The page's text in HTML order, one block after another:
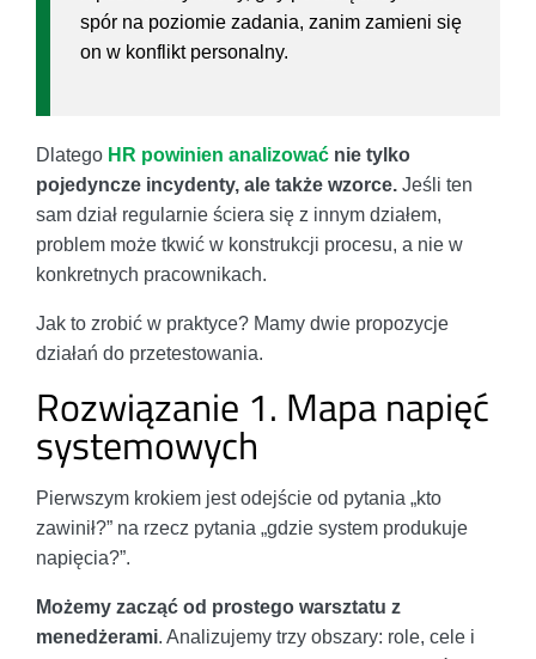
spór na poziomie zadania, zanim zamieni się
on w konflikt personalny.
Dlatego HR powinien analizować nie tylko
pojedyncze incydenty, ale także wzorce. Jeśli ten
sam dział regularnie ściera się z innym działem,
problem może tkwić w konstrukcji procesu, a nie w
konkretnych pracownikach.
Jak to zrobić w praktyce? Mamy dwie propozycje
działań do przetestowania.
Rozwiązanie 1. Mapa napięć
systemowych
Pierwszym krokiem jest odejście od pytania „kto
zawinił?” na rzecz pytania „gdzie system produkuje
napięcia?”.
Możemy zacząć od prostego warsztatu z
menedżerami. Analizujemy trzy obszary: role, cele i